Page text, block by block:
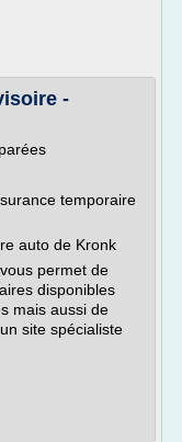
-
temporaire
auto de Kronk
permet de
disponibles
mais aussi de
site spécialiste